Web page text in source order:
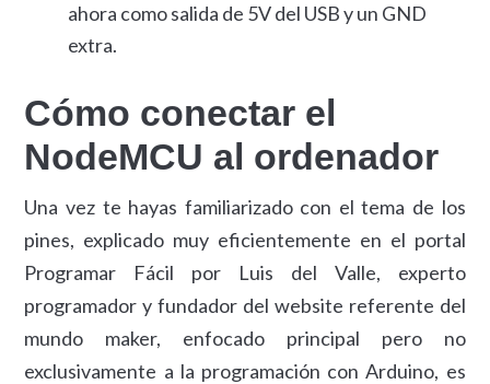
ahora como salida de 5V del USB y un GND
extra.
Cómo conectar el
NodeMCU al ordenador
Una vez te hayas familiarizado con el tema de los
pines, explicado muy eficientemente en el portal
Programar Fácil por Luis del Valle, experto
programador y fundador del website referente del
mundo maker, enfocado principal pero no
exclusivamente a la programación con Arduino, es